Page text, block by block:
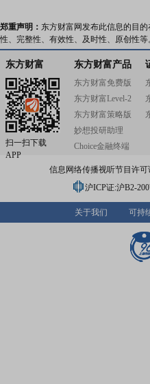
郑重声明： 东方财富网发布此信息的目
性、完整性、有效性、及时性、原创性
东方财富
扫一扫下载
APP
东方财富产品
东方财富免费版
东方财富Level-2
东方财富策略版
妙想投研助理
Choice金融终端
信息网络传播视听节目许可
沪ICP证:沪B2-
关于我们 可持